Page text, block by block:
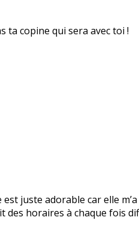
ta copine qui sera avec toi !
juste adorable car elle
horaires à chaque fois